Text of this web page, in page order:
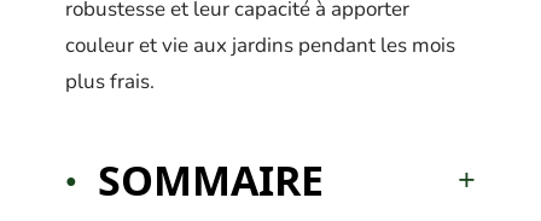
robustesse et leur capacité à apporter
couleur et vie aux jardins pendant les mois
plus frais.
SOMMAIRE